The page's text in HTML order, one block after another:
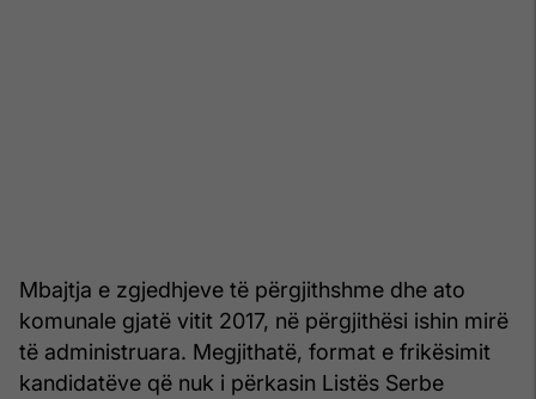
Mbajtja e zgjedhjeve të përgjithshme dhe ato
komunale gjatë vitit 2017, në përgjithësi ishin mirë
të administruara. Megjithatë, format e frikësimit
kandidatëve që nuk i përkasin Listës Serbe